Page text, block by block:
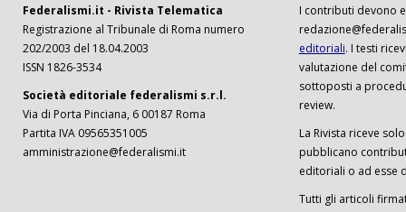
Federalismi.it - Rivista Telematica
Registrazione al Tribunale di Roma numero
202/2003 del 18.04.2003
ISSN 1826-3534
Società editoriale federalismi s.r.l.
Via di Porta Pinciana, 6 00187 Roma
Partita IVA 09565351005
amministrazione@federalismi.it
I contributi devono
editoriali. I testi
valutazione del
sottoposti a
review.
La Rivista riceve
pubblicano
editoriali o ad esse
Tutti gli articoli